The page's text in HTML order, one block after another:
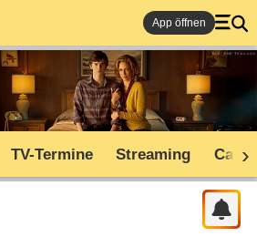
App öffnen
TV-Termine Streaming Cast